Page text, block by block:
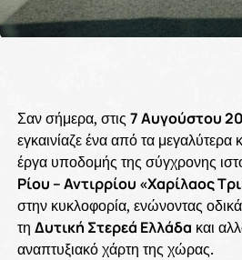
Σαν σήμερα, στις 7 Αυγούστου
εγκαινίαζε ένα από τα μεγαλύτερα
έργα υποδομής της σύγχρονης
Ρίου – Αντιρρίου «Χαρίλαος
στην κυκλοφορία, ενώνοντας
τη Δυτική Στερεά Ελλάδα και
αναπτυξιακό χάρτη της χώρας.